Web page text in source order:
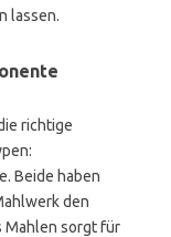
lassen.
richtige
Beide haben
den
Mahlen sorgt für